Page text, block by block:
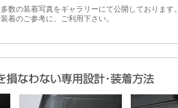
多数の装着写真をギャラリーにて公開しております。
装着のご参考に、ご利用下さい。